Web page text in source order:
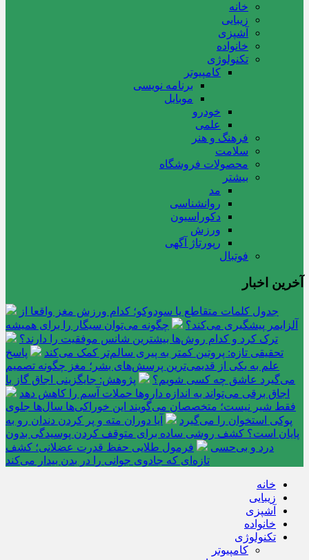
خانه
زیبایی
آشپزی
خانواده
تکنولوژی
کامپیوتر
برنامه نویسی
موبایل
خودرو
علمی
فرهنگ و هنر
سلامت
محصولات فروشگاه
بیشتر
مد
روانشناسی
دکوراسیون
ورزش
رپورتاژ آگهی
فوتبال
آخرین اخبار
جدول کلمات متقاطع یا سودوکو؛ کدام ورزش مغز واقعا از
آلزایمر پیشگیری می‌کند؟
چگونه می‌توان سیگار را برای همیشه
ترک کرد و کدام روش‌ها بیشترین شانس موفقیت را دارند؟
تحقیقی تازه: پروتین کمتر به پیری سالم‌تر کمک می‌کند
پاسخ
علم به یکی از قدیمی‌ترین پرسش‌های بشر؛ مغز چگونه تصمیم
می‌گیرد عاشق چه کسی شویم؟
پژوهش: جایگزینی اجاق گاز با
اجاق برقی می‌تواند به اندازه داروها حملات آسم را کاهش دهد
فقط شیر نیست؛ متخصصان می‌گویند این خوراکی‌ها سال‌ها جلوی
پوکی استخوان را می‌گیرد
آیا دوران مته و پر کردن دندان رو به
پایان است؟ کشف روشی ساده برای متوقف کردن پوسیدگی بدون
درد و بی‌حسی
فرمول طلایی حفظ قدرت عضلانی؛ کشف
تازه‌ای که جادوی جوانی را در بدن بیدار می‌کند
خانه
زیبایی
آشپزی
خانواده
تکنولوژی
کامپیوتر